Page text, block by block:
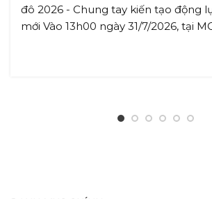
đô 2026 - Chung tay kiến tạo động
mới Vào 13h00 ngày 31/7/2026, tại